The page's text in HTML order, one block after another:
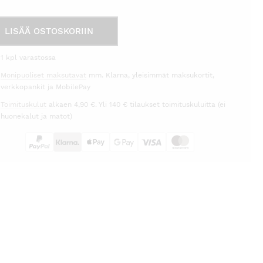
LISÄÄ OSTOSKORIIN
1 kpl varastossa
Monipuoliset maksutavat mm. Klarna, yleisimmät maksukortit,
verkkopankit ja MobilePay
Toimituskulut alkaen 4,90 €. Yli 140 € tilaukset toimituskuluitta (ei
huonekalut ja matot)